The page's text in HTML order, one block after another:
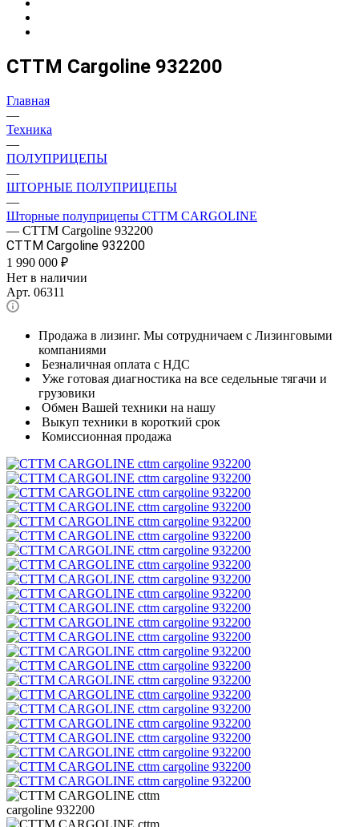
CTTM Cargoline 932200
Главная
—
Техника
—
ПОЛУПРИЦЕПЫ
—
ШТОРНЫЕ ПОЛУПРИЦЕПЫ
—
Шторные полуприцепы CTTM CARGOLINE
— CTTM Cargoline 932200
CTTM Cargoline 932200
1 990 000 ₽
Нет в наличии
Арт. 06311
Продажа в лизинг. Мы сотрудничаем с Лизинговыми
компаниями
Безналичная оплата с НДС
Уже готовая диагностика на все седельные тягачи и
грузовики
Обмен Вашей техники на нашу
Выкуп техники в короткий срок
Комиссионная продажа